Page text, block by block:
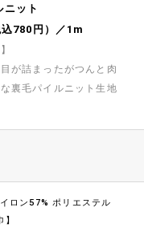
ニット
780円）／1m
が詰まったがつんと肉
裏毛パイルニット生地
イロン57% ポリエステル